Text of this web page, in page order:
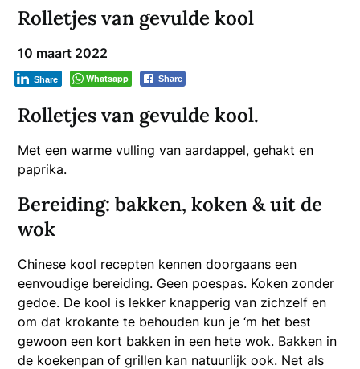
Rolletjes van gevulde kool
10 maart 2022
Whatsapp Share
Share
Rolletjes van gevulde kool.
Met een warme vulling van aardappel, gehakt en
paprika.
Bereiding: bakken, koken & uit de
wok
Chinese kool recepten kennen doorgaans een
eenvoudige bereiding. Geen poespas. Koken zonder
gedoe. De kool is lekker knapperig van zichzelf en
om dat krokante te behouden kun je ‘m het best
gewoon een kort bakken in een hete wok. Bakken in
de koekenpan of grillen kan natuurlijk ook. Net als